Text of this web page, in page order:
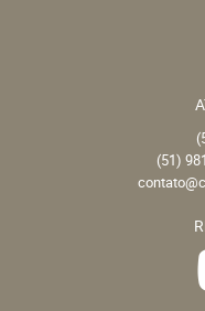
(51)